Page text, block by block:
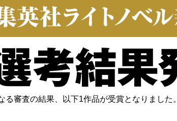
る審査の結果、以下1作品が受賞となりました。